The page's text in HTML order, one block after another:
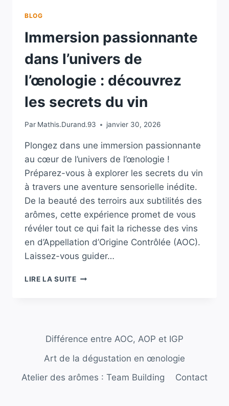
BLOG
Immersion passionnante
dans l’univers de
l’œnologie : découvrez
les secrets du vin
Par Mathis.Durand.93 janvier 30, 2026
Plongez dans une immersion passionnante
au cœur de l’univers de l’œnologie !
Préparez-vous à explorer les secrets du vin
à travers une aventure sensorielle inédite.
De la beauté des terroirs aux subtilités des
arômes, cette expérience promet de vous
révéler tout ce qui fait la richesse des vins
en d’Appellation d’Origine Contrôlée (AOC).
Laissez-vous guider…
LIRE LA SUITEIMMERSION
:
LES
SECRETS
Différence entre AOC, AOP et IGP
Art de la dégustation en œnologie
Atelier des arômes : Team Building
Contact